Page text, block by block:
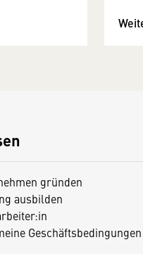
gründen
ausbilden